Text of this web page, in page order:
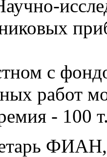
с
работ
- 100